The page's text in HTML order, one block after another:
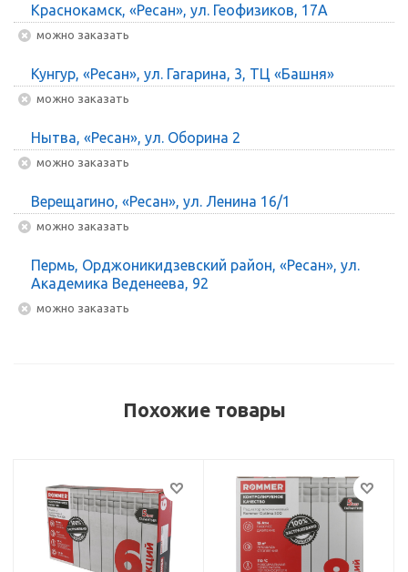
Краснокамск, «Ресан», ул. Геофизиков, 17А
Можно заказать
Кунгур, «Ресан», ул. Гагарина, 3, ТЦ «Башня»
Можно заказать
Нытва, «Ресан», ул. Оборина 2
Можно заказать
Верещагино, «Ресан», ул. Ленина 16/1
Можно заказать
Пермь, Орджоникидзевский район, «Ресан», ул.
Академика Веденеева, 92
Можно заказать
Похожие товары